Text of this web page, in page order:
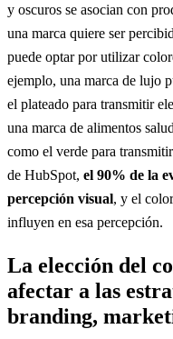
y oscuros se asocian con
una marca quiere ser
puede optar por utilizar
ejemplo, una marca de lujo
el plateado para transmitir
una marca de alimentos
como el verde para
de HubSpot, el 90% de la
percepción visual, y el
influyen en esa percepción.
La elección del
afectar a las
branding,